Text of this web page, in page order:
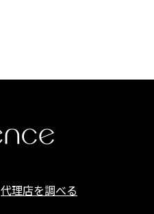
代理店を調べる